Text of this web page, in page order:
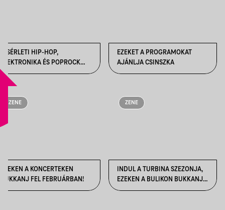
KÍSÉRLETI HIP-HOP,
ELEKTRONIKA ÉS POPROCK
SZÜLINAP - ÁPRILISI
KONCERTAJÁNLÓ
EZEKET A PROGRAMOKAT
AJÁNLJA CSINSZKA
ZENE
EZEKEN A KONCERTEKEN
BUKKANJ FEL FEBRUÁRBAN!
ZENE
INDUL A TURBINA SZEZONJA,
EZEKEN A BULIKON BUKKANJ
FEL SZEPTEMBERBEN